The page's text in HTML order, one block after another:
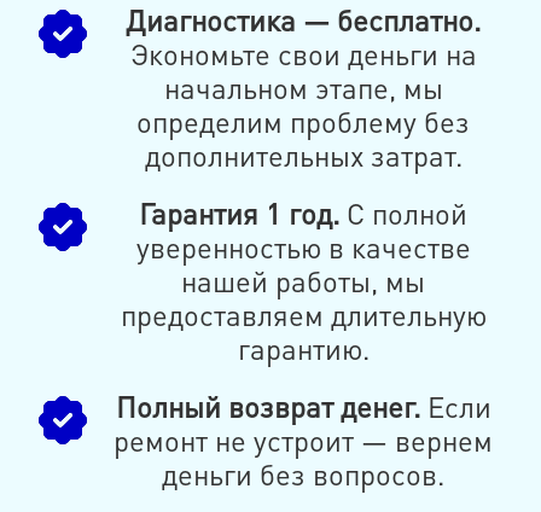
Диагностика — бесплатно.
Экономьте свои деньги на
начальном этапе, мы
определим проблему без
дополнительных затрат.
Гарантия 1 год. С полной
уверенностью в качестве
нашей работы, мы
предоставляем длительную
гарантию.
Полный возврат денег.Если
ремонт не устроит — вернем
деньги без вопросов.